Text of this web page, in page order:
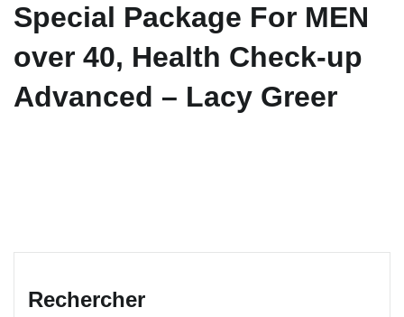
Special Package For MEN
over 40, Health Check-up
Advanced – Lacy Greer
Rechercher